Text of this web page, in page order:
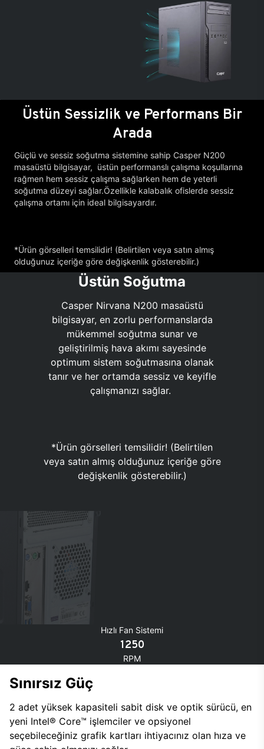
Üstün Sessizlik ve Performans Bir
Arada
Güçlü ve sessiz soğutma sistemine sahip Casper N200
masaüstü bilgisayar, üstün performanslı çalışma koşullarına
rağmen hem sessiz çalışma sağlarken hem de yeterli
soğutma düzeyi sağlar.Özellikle kalabalık ofislerde sessiz
çalışma ortamı için ideal bilgisayardır.
*Ürün görselleri temsilidir! (Belirtilen veya satın almış
olduğunuz içeriğe göre değişkenlik gösterebilir.)
Üstün Soğutma
Casper Nirvana N200 masaüstü
bilgisayar, en zorlu performanslarda
mükemmel soğutma sunar ve
geliştirilmiş hava akımı sayesinde
optimum sistem soğutmasına olanak
tanır ve her ortamda sessiz ve keyifle
çalışmanızı sağlar.
*Ürün görselleri temsilidir! (Belirtilen
veya satın almış olduğunuz içeriğe göre
değişkenlik gösterebilir.)
Hızlı Fan Sistemi
1250
RPM
Sınırsız Güç
2 adet yüksek kapasiteli sabit disk ve optik sürücü, en
yeni Intel® Core™ işlemciler ve opsiyonel
seçebileceğiniz grafik kartları ihtiyacınız olan hıza ve